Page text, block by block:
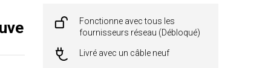
Fonctionne avec tous les
fournisseurs réseau (Débloqué)
Livré avec un câble neuf